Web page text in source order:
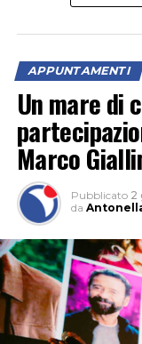
APPUNTAMENTI
Un mare di
Marco
Pubblicato 2
da